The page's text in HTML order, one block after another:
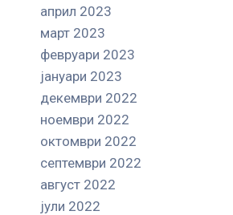
април 2023
март 2023
февруари 2023
јануари 2023
декември 2022
ноември 2022
октомври 2022
септември 2022
август 2022
јули 2022